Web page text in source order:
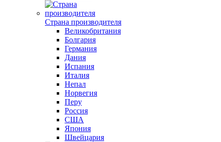
Страна производителя
Великобритания
Болгария
Германия
Дания
Испания
Италия
Непал
Норвегия
Перу
Россия
США
Япония
Швейцария